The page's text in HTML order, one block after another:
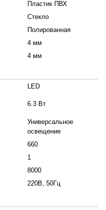
Пластик ПВХ
Стекло
Полированная
4 мм
4 мм
LED
6.3 Вт
Универсальное
освещение
660
1
8000
220В, 50Гц